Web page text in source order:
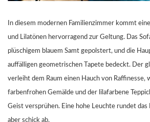
In diesem modernen Familienzimmer kommt
und Lilatönen hervorragend zur Geltung. Das
plüschigem blauem Samt gepolstert, und die
auffälligen geometrischen Tapete bedeckt. Der
verleiht dem Raum einen Hauch von Raffinesse,
farbenfrohen Gemälde und der lilafarbene
Geist versprühen. Eine hohe Leuchte rundet das
aber schick ab.